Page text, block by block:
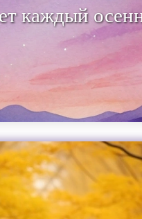
осенний